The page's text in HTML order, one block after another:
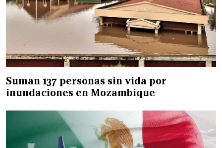
Suman 137 personas sin vida por
inundaciones en Mozambique